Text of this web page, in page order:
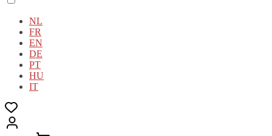
NL
FR
EN
DE
PT
HU
IT